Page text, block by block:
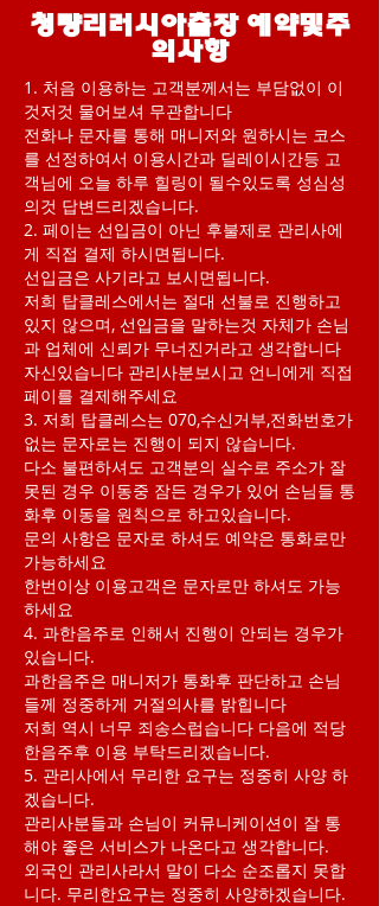
​청량리러시아출장 예약및주
의사항
1. 처음 이용하는 고객분께서는 부담없이 이
것저것 물어보셔 무관합니다
전화나 문자를 통해 매니저와 원하시는 코스
를 선정하여서 이용시간과 딜레이시간등 고
객님에 오늘 하루 힐링이 될수있도록 성심성
의것 답변드리겠습니다.
2. 페이는 선입금이 아닌 후불제로 관리사에
게 직접 결제 하시면됩니다.
선입금은 사기라고 보시면됩니다.
저희 탑클레스에서는 절대 선불로 진행하고
있지 않으며, 선입금을 말하는것 자체가 손님
과 업체에 신뢰가 무너진거라고 생각합니다
자신있습니다 관리사분보시고 언니에게 직접
페이를 결제해주세요
3. 저희 탑클레스는 070,수신거부,전화번호가
없는 문자로는 진행이 되지 않습니다.
다소 불편하셔도 고객분의 실수로 주소가 잘
못된 경우 이동중 잠든 경우가 있어 손님들 통
화후 이동을 원칙으로 하고있습니다.
문의 사항은 문자로 하셔도 예약은 통화로만
가능하세요
한번이상 이용고객은 문자로만 하셔도 가능
하세요
4. 과한음주로 인해서 진행이 안되는 경우가
있습니다.
과한음주은 매니저가 통화후 판단하고 손님
들께 정중하게 거절의사를 밝힙니다
저희 역시 너무 죄송스럽습니다 다음에 적당
한음주후 이용 부탁드리겠습니다.
5. 관리사에서 무리한 요구는 정중히 사양 하
겠습니다.
관리사분들과 손님이 커뮤니케이션이 잘 통
해야 좋은 서비스가 나온다고 생각합니다.
​외국인 관리사라서 말이 다소 순조롭지 못합
니다. 무리한요구는 정중히 사양하겠습니다.